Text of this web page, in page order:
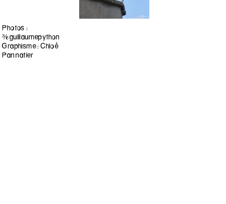
Photos :
©guillaumepython
Graphisme : Chloé
Pannatier